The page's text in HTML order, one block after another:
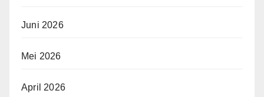
Juni 2026
Mei 2026
April 2026